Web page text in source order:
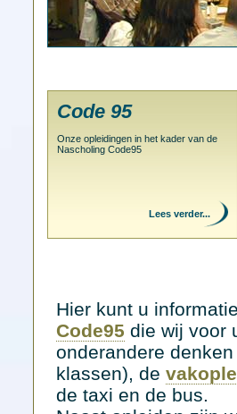
Code 95
Onze opleidingen in het kader van de
Nascholing Code95
Lees verder...
Hier kunt u
Code95 die wij voor
onderandere denken
klassen), de
de taxi en de bus.